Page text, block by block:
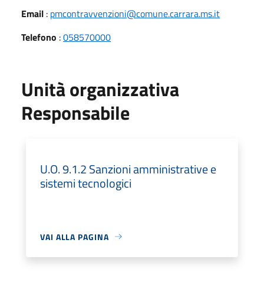
Email : pmcontravvenzioni@comune.carrara.ms.it
Telefono :058570000
Unità organizzativa
Responsabile
U.O. 9.1.2 Sanzioni amministrative e
sistemi tecnologici
VAI ALLA PAGINA